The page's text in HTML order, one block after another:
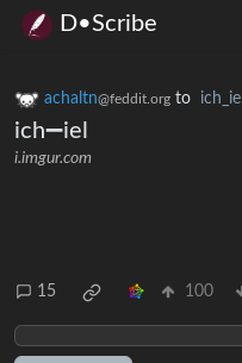
D•Scribe
achaltn@feddit.org to ich_iel
ich➖iel
i.imgur.com
15 100